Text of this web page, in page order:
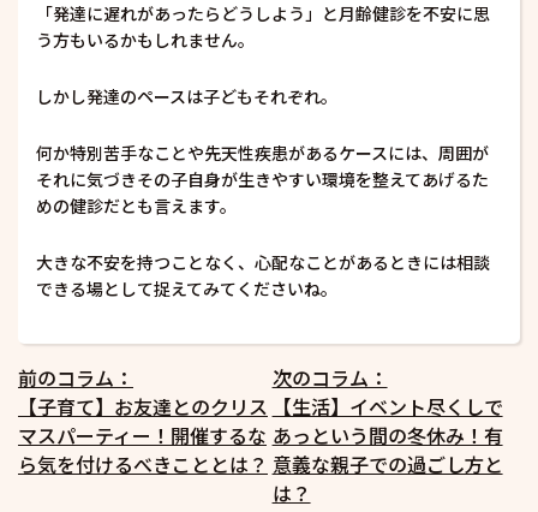
「発達に遅れがあったらどうしよう」と月齢健診を不安に思
う方もいるかもしれません。
しかし発達のペースは子どもそれぞれ。
何か特別苦手なことや先天性疾患があるケースには、周囲が
それに気づきその子自身が生きやすい環境を整えてあげるた
めの健診だとも言えます。
大きな不安を持つことなく、心配なことがあるときには相談
できる場として捉えてみてくださいね。
投
稿
ナ
ビ
前のコラム：
【子育て】お友達とのクリス
マスパーティー！開催するな
ら気を付けるべきこととは？
次のコラム：
【生活】イベント尽くしで
あっという間の冬休み！有
意義な親子での過ごし方と
は？